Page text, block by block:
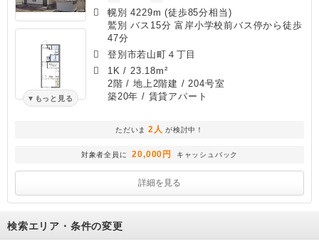
もっと見る
幌別 4229m (徒歩85分相当)
鷲別 バス15分 富岸小学校前バス停から徒歩
47分
登別市若山町４丁目
1K / 23.18m²
2階 / 地上2階建 / 204号室
築20年 / 賃貸アパート
ただいま 2人 が検討中！
対象者全員に 20,000円 キャッシュバック
詳細を見る
検索エリア・条件の変更